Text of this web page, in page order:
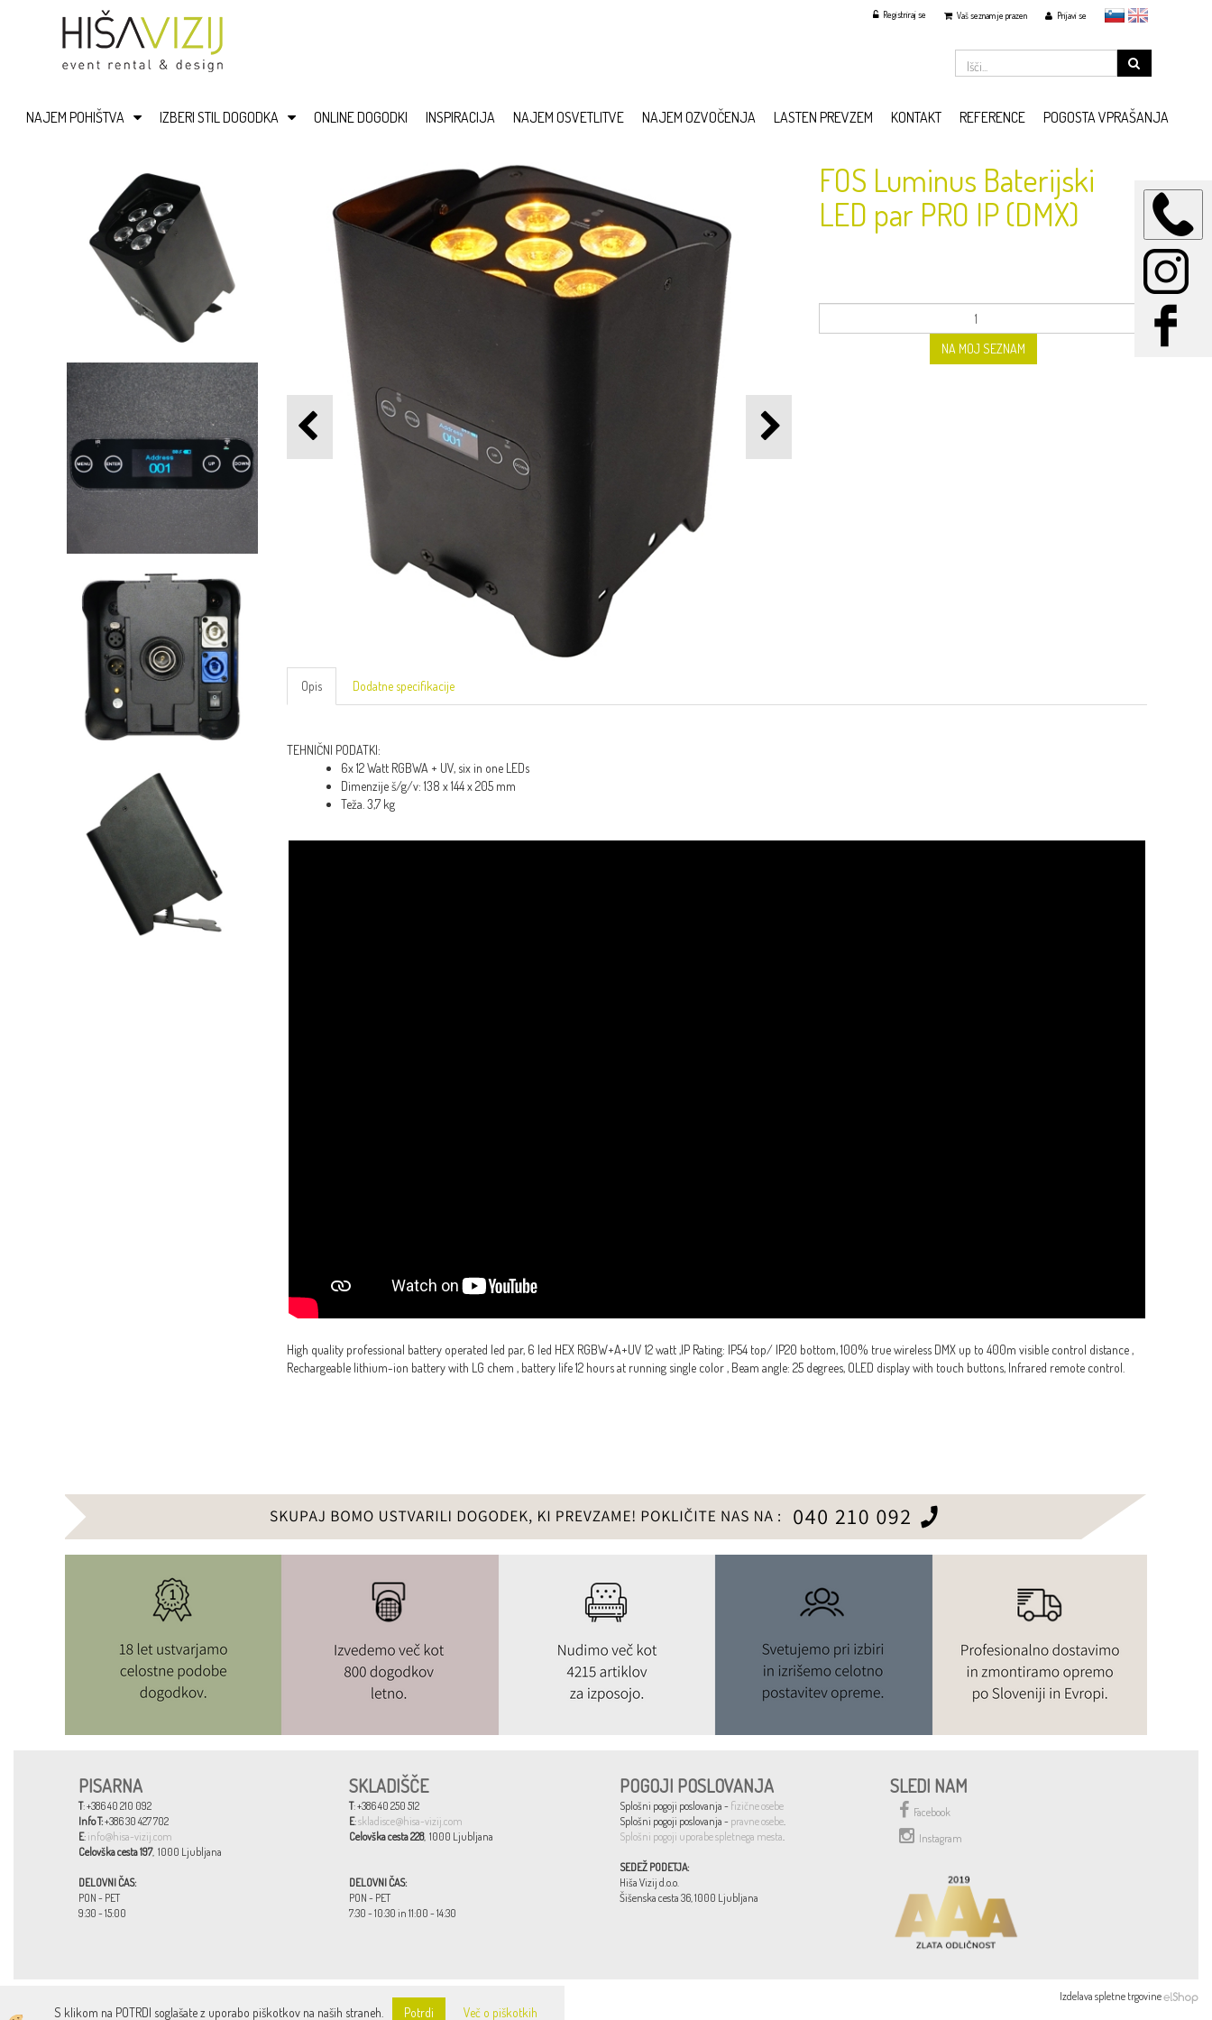
slovensko
EnglishPrijavi se
Vaš seznam je prazen
Registriraj se
NAJEM POHIŠTVA IZBERI STIL DOGODKA ONLINE DOGODKI INSPIRACIJA NAJEM OSVETLITVE NAJEM OZVOČENJA LASTEN PREVZEM KONTAKT REFERENCE POGOSTA VPRAŠANJA
FOS Luminus Baterijski
LED par PRO IP (DMX)
NA MOJ SEZNAM
Opis Dodatne specifikacije
TEHNIČNI PODATKI:
6x 12 Watt RGBWA + UV, six in one LEDs
Dimenzije š/g/v: 138 x 144 x 205 mm
Teža. 3,7 kg
High quality professional battery operated led par, 6 led HEX RGBW+A+UV 12 watt ,IP Rating: IP54 top/ IP20 bottom, 100% true wireless DMX up to 400m visible control distance ,
Rechargeable lithium-ion battery with LG chem , battery life 12 hours at running single color , Beam angle: 25 degrees, OLED display with touch buttons, Infrared remote control.
PISARNA
T: +386 40 210 092
Info T:+386 30 427 702
E: info@hisa-vizij.com
Celovška cesta 197, 1000 Ljubljana
DELOVNI ČAS:
PON - PET
9:30 - 15:00
SKLADIŠČE
T: +386 40 250 512
E:skladisce@hisa-vizij.com
Celovška cesta 228, 1000 Ljubljana
DELOVNI ČAS:
PON - PET
7:30 - 10:30 in 11:00 - 14:30
POGOJI POSLOVANJA
Splošni pogoji poslovanja - fizične osebe
Splošni pogoji poslovanja - pravne osebe.
Splošni pogoji uporabe spletnega mesta.
SEDEŽ PODETJA:
Hiša Vizij d.o.o.
Šišenska cesta 36, 1000 Ljubljana
SLEDI NAM
Facebook
Instagram
Izdelava spletne trgovine
S klikom na POTRDI soglašate z uporabo piškotkov na naših straneh. Potrdi Več o piškotkih